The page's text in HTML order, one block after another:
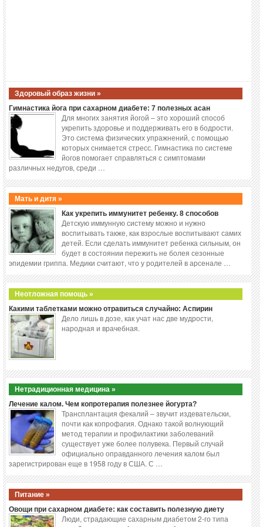
Здоровый образ жизни »
Гимнастика йога при сахарном диабете: 7 полезных асан
Для многих занятия йогой – это хороший способ
укрепить здоровье и поддерживать его в бодрости.
Это система физических упражнений, с помощью
которых снимается стресс. Гимнастика по системе
йогов помогает справляться с симптомами
различных недугов, среди …
Мать и дитя »
Как укрепить иммунитет ребенку. 8 способов
Детскую иммунную систему можно и нужно
воспитывать также, как взрослые воспитывают самих
детей. Если сделать иммунитет ребенка сильным, он
будет в состоянии пережить не болея сезонные
эпидемии гриппа. Медики считают, что у родителей в арсенале …
Неотложная помощь »
Какими таблетками можно отравиться случайно: Аспирин
Дело лишь в дозе, как учат нас две мудрости,
народная и врачебная.
Нетрадиционная медицина »
Лечение калом. Чем копротерапия полезнее йогурта?
Трансплантация фекалий – звучит издевательски,
почти как копрофагия. Однако такой волнующий
метод терапии и профилактики заболеваний
существует уже более полувека. Первый случай
официально оправданного лечения калом был
зарегистрирован еще в 1958 году в США. С …
Питание »
Овощи при сахарном диабете: как составить полезную диету
Люди, страдающие сахарным диабетом 2-го типа